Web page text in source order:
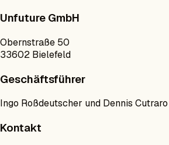
Unfuture GmbH
Obernstraße 50
33602 Bielefeld
Geschäftsführer
Ingo Roßdeutscher und Dennis Cutraro
Kontakt